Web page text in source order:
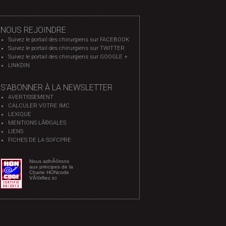
NOUS REJOINDRE
Suivez le portail des chirurgiens sur FACEBOOK
Suivez le portail des chirurgiens sur TWITTER
Suivez le portail des chirurgiens sur GOOGLE +
LINKDIN
S'ABONNER À LA NEWSLETTER
AVERTISSEMENT
CALCULER VOTRE IMC
LEXIQUE
MENTIONS LÃ©GALES
LIENS
FICHES DE LA SOFCPRE
Nous adhÃ©rons
aux principes de la
Charte HONcode
VÃ©rifiez ici